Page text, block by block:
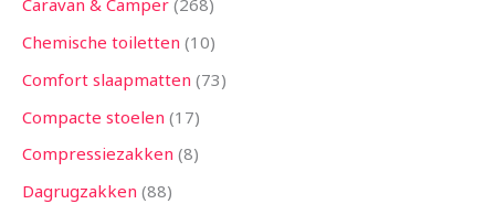
Caravan & Camper 268
Chemische toiletten 10
Comfort slaapmatten 73
Compacte stoelen 17
Compressiezakken 8
Dagrugzakken 88